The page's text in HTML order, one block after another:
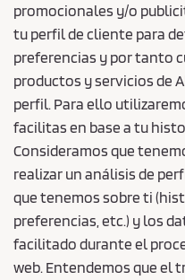
promocionales y/o
tu perfil de cliente para
preferencias y por tanto
productos y servicios de
perfil. Para ello
facilitas en base a tu
Consideramos que
realizar un análisis de
que tenemos sobre ti
preferencias, etc.) y los
facilitado durante el
web. Entendemos que el